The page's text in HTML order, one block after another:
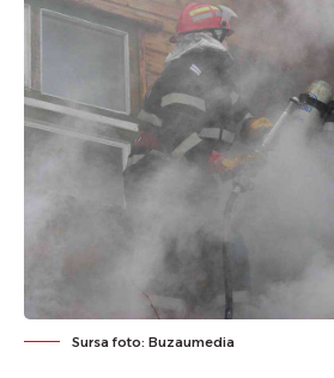
Sursa foto: Buzaumedia